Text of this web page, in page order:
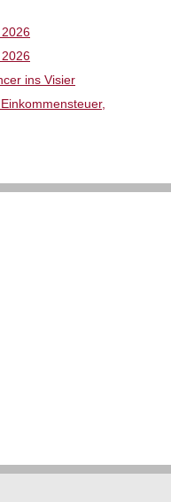
ins Visier